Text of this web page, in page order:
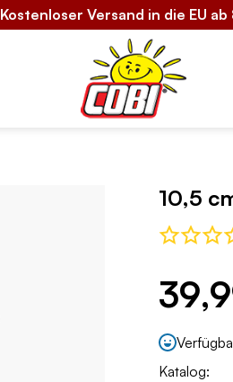
Kostenloser Versand in die EU
10,5
Katalog: